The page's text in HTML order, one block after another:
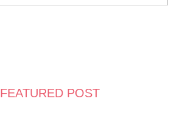
FEATURED POST